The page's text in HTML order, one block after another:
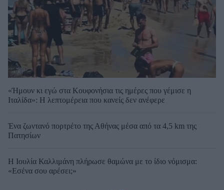
«Ήμουν κι εγώ στα Κουφονήσια τις ημέρες που γέμισε η
Ιταλίδα»: Η λεπτομέρεια που κανείς δεν ανέφερε
Ένα ζωντανό πορτρέτο της Αθήνας μέσα από τα 4,5 km της
Πατησίων
Η Ιουλία Καλλιμάνη πλήρωσε θαμώνα με το ίδιο νόμισμα:
«Εσένα σου αρέσει;»